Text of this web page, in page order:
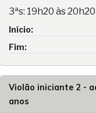
3ªs: 19h20 às 20h20
Início:
Fim:
Violão iniciante 2 -
anos